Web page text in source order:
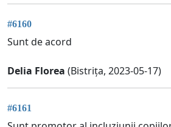
#6160
Sunt de acord
Delia Florea (Bistrița, 2023-05-17)
#6161